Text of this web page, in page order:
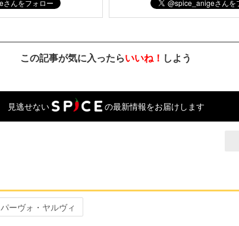
この記事が気に入ったらいいね！ しよう
見逃せない の最新情報をお届けします
パーヴォ・ヤルヴィ